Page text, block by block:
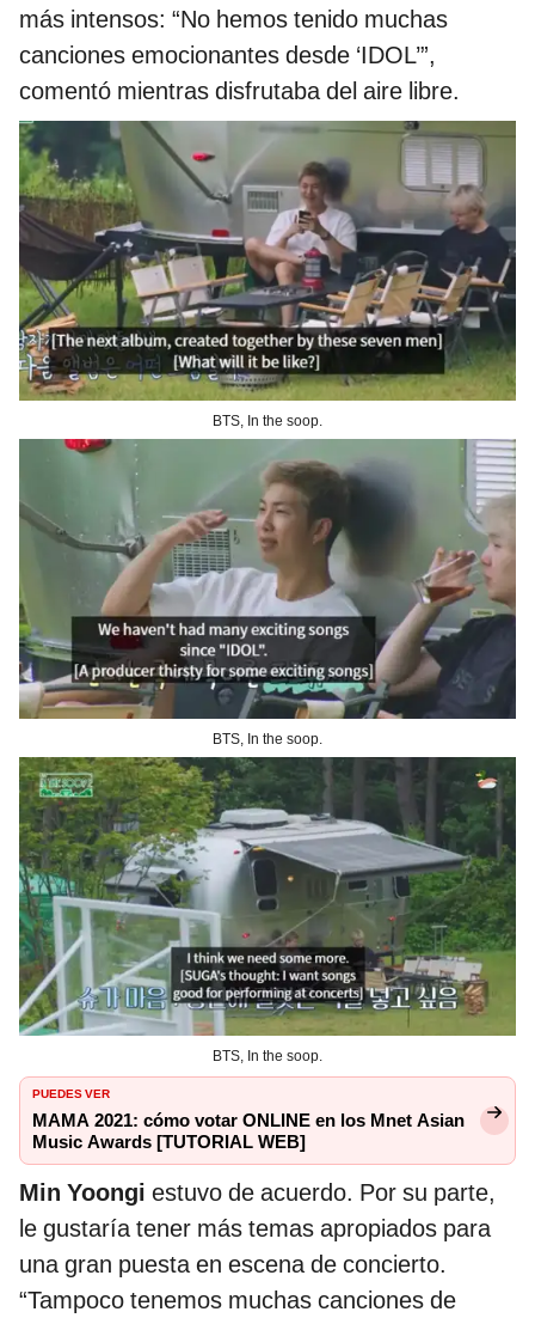
más intensos: “No hemos tenido muchas
canciones emocionantes desde ‘IDOL’”,
comentó mientras disfrutaba del aire libre.
BTS, In the soop.
BTS, In the soop.
BTS, In the soop.
PUEDES VER
MAMA 2021: cómo votar ONLINE en los Mnet Asian
Music Awards [TUTORIAL WEB]
Min Yoongi estuvo de acuerdo. Por su parte,
le gustaría tener más temas apropiados para
una gran puesta en escena de concierto.
“Tampoco tenemos muchas canciones de